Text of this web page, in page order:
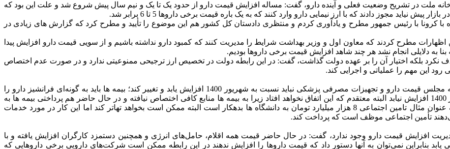
ملت در تشریح وضعیت فعلی و آینده دارو، گفت: مساله افزایش قیمت دارو از حدود یک تا یک و نیم سال پیش شروع شد و علت این بود که
نیاید مجوز دادند که با ارز نیمایی دارو وارد کنند که به یک باره قیمت برخی داروها 5 تا 6 برابر شد.
با کرونا با رئیس جمهور مطرح و یادآوری کردم و منتظری دادستان کل کشور هم این موضوع را تأیید و مطرح کرد که گزارش های زیادی در
اظهارات مطرح کردند که معاون اول و وزیر بهداشت شرایط را مدیریت کنند که کمبود دارو نداشته باشیم و از سویی قیمت دارو افزایش پیدا
مجلس در بودجه 1401 ارز ترجیحی را حذف نکرد بلکه اختیار آن را بر عهده دولت گذاشت، گفت: در این رابطه دولت در تخصیص ارز ترجیحی ممنوعیتی ندارد و در صورت عدم اختصاص
این مهم را عملیاتی و اجرایی کند.
رئیس کمیسیون بهداشت و درمان مجلس افزود: بر اساس مصوبه مجلس قیمت دارو و تجهیزات مصرفی پزشکی نباید نسبت به شهریور 1400 افزایش یابد و تغییر کند؛ بیمه ها باید به گونه‌ای فرانشیز دارو را
مدیریت کنند که قیمت داروها و خدمات پزشکی نسبت به شهریور 1400 افزایش نیابد البته معتقدم که این اتفاق نخواهد افتاد زیرا به بیمه ها منابع کافی اختصاص نیافته و در حال حاضر هم پرداختی بیمه ها به
بیمارستان ها و مراکز بهداشتی و درمانی با تاخیر مواجه است؛ به عنوان مثال تامین اجتماعی 8 هزار میلیارد تومان به دانشگاه ها بدهکار است البته ممکن است بخواهد تهاتر کند اما این کار در مورد خدمات
تأمین اجتماعی موظف است که پرداخت کند.
افزایش قیمت دارو وجود ندارد، گفت: در حال حاضر قیمت همه اقلام، حامل‌های انرژی و همچنین دستمزد کارگران افزایش یافته و با
بنابراین نمی‌توان به آنها دستور داد که قیمت داروها را افزایش ندهند در این رابطه ممکن است شرکت‌های دارویی برخی داروهایی که